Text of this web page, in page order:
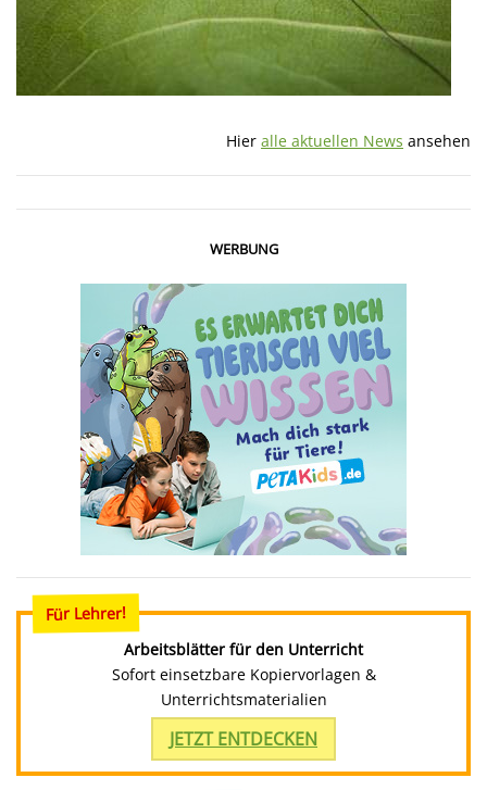
Hier alle aktuellen News ansehen
WERBUNG
Für Lehrer!
Arbeitsblätter für den Unterricht
Sofort einsetzbare Kopiervorlagen &
Unterrichtsmaterialien
JETZT ENTDECKEN